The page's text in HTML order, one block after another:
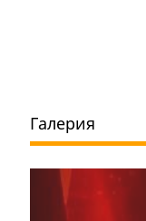
Галерия